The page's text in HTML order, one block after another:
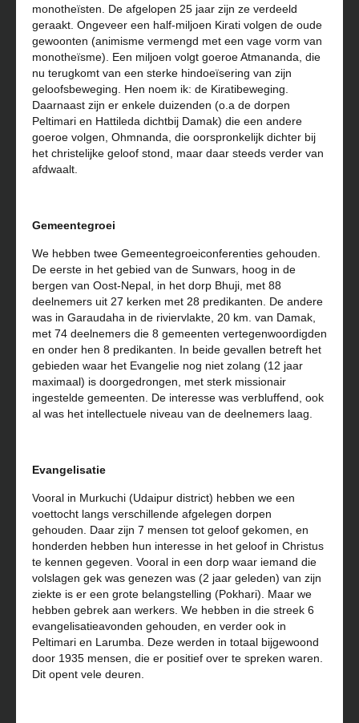
monotheïsten. De afgelopen 25 jaar zijn ze verdeeld
geraakt. Ongeveer een half-miljoen Kirati volgen de oude
gewoonten (animisme vermengd met een vage vorm van
monotheïsme). Een miljoen volgt goeroe Atmananda, die
nu terugkomt van een sterke hindoeïsering van zijn
geloofsbeweging. Hen noem ik: de Kiratibeweging.
Daarnaast zijn er enkele duizenden (o.a de dorpen
Peltimari en Hattileda dichtbij Damak) die een andere
goeroe volgen, Ohmnanda, die oorspronkelijk dichter bij
het christelijke geloof stond, maar daar steeds verder van
afdwaalt.
Gemeentegroei
We hebben twee Gemeentegroeiconferenties gehouden.
De eerste in het gebied van de Sunwars, hoog in de
bergen van Oost-Nepal, in het dorp Bhuji, met 88
deelnemers uit 27 kerken met 28 predikanten. De andere
was in Garaudaha in de riviervlakte, 20 km. van Damak,
met 74 deelnemers die 8 gemeenten vertegenwoordigden
en onder hen 8 predikanten. In beide gevallen betreft het
gebieden waar het Evangelie nog niet zolang (12 jaar
maximaal) is doorgedrongen, met sterk missionair
ingestelde gemeenten. De interesse was verbluffend, ook
al was het intellectuele niveau van de deelnemers laag.
Evangelisatie
Vooral in Murkuchi (Udaipur district) hebben we een
voettocht langs verschillende afgelegen dorpen
gehouden. Daar zijn 7 mensen tot geloof gekomen, en
honderden hebben hun interesse in het geloof in Christus
te kennen gegeven. Vooral in een dorp waar iemand die
volslagen gek was genezen was (2 jaar geleden) van zijn
ziekte is er een grote belangstelling (Pokhari). Maar we
hebben gebrek aan werkers. We hebben in die streek 6
evangelisatieavonden gehouden, en verder ook in
Peltimari en Larumba. Deze werden in totaal bijgewoond
door 1935 mensen, die er positief over te spreken waren.
Dit opent vele deuren.